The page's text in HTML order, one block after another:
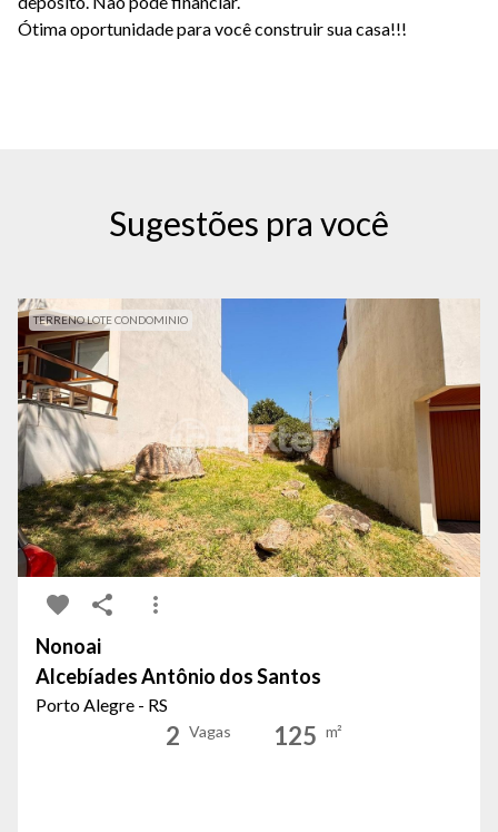
Ótima oportunidade para você construir sua casa!!!
Sugestões pra você
TERRENO LOTE CONDOMINIO
Nonoai
Alcebíades Antônio dos Santos
Porto Alegre - RS
2 Vagas 125 m²